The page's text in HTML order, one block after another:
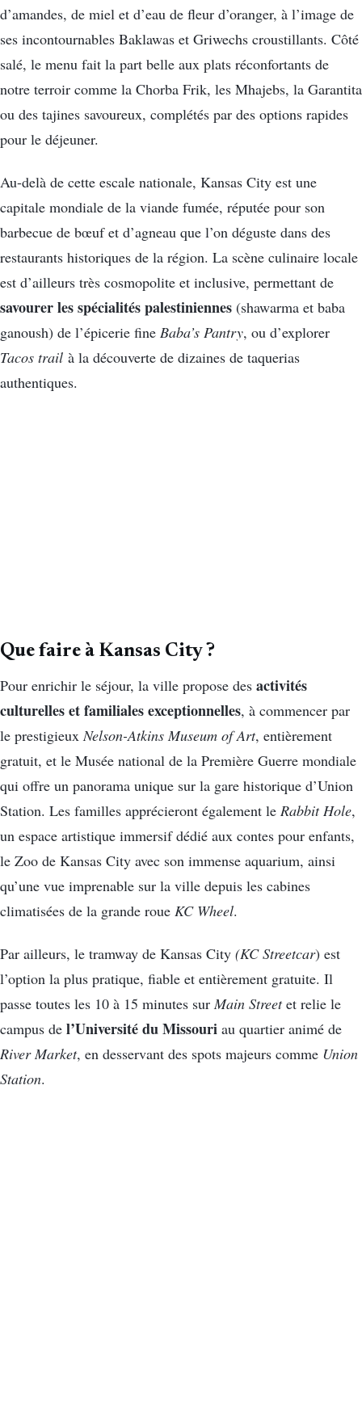
d’amandes, de miel et d’eau de fleur d’oranger, à l’image de
ses incontournables Baklawas et Griwechs croustillants. Côté
salé, le menu fait la part belle aux plats réconfortants de
notre terroir comme la Chorba Frik, les Mhajebs, la Garantita
ou des tajines savoureux, complétés par des options rapides
pour le déjeuner.
Au-delà de cette escale nationale, Kansas City est une
capitale mondiale de la viande fumée, réputée pour son
barbecue de bœuf et d’agneau que l’on déguste dans des
restaurants historiques de la région. La scène culinaire locale
est d’ailleurs très cosmopolite et inclusive, permettant de
savourer les spécialités palestiniennes (shawarma et baba
ganoush) de l’épicerie fine Baba’s Pantry, ou d’explorer
Tacos trail à la découverte de dizaines de taquerias
authentiques.
Que faire à Kansas City ?
Pour enrichir le séjour, la ville propose des activités
culturelles et familiales exceptionnelles, à commencer par
le prestigieuxNelson-Atkins Museum of Art, entièrement
gratuit, et le Musée national de la Première Guerre mondiale
qui offre un panorama unique sur la gare historique d’Union
Station. Les familles apprécieront également le Rabbit Hole,
un espace artistique immersif dédié aux contes pour enfants,
le Zoo de Kansas City avec son immense aquarium, ainsi
qu’une vue imprenable sur la ville depuis les cabines
climatisées de la grande roue KC Wheel.
Par ailleurs, le tramway de Kansas City (KC Streetcar) est
l’option la plus pratique, fiable et entièrement gratuite. Il
passe toutes les 10 à 15 minutes surMain Streetet relie le
campus de l’Université du Missouri au quartier animé de
River Market, en desservant des spots majeurs comme Union
Station.